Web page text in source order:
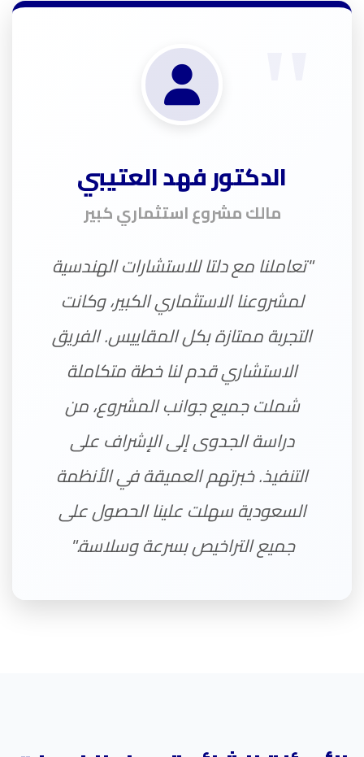
الدكتور فهد العتيبي
مالك مشروع استثماري كبير
"تعاملنا مع دلتا للاستشارات الهندسية
لمشروعنا الاستثماري الكبير، وكانت
التجربة ممتازة بكل المقاييس. الفريق
الاستشاري قدم لنا خطة متكاملة
شملت جميع جوانب المشروع، من
دراسة الجدوى إلى الإشراف على
التنفيذ. خبرتهم العميقة في الأنظمة
السعودية سهلت علينا الحصول على
جميع التراخيص بسرعة وسلاسة."